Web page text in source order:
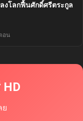
งโลกฟื้นศักดิ์ศรีตระกูล
อน
ย